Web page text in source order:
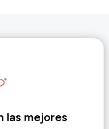
las mejores